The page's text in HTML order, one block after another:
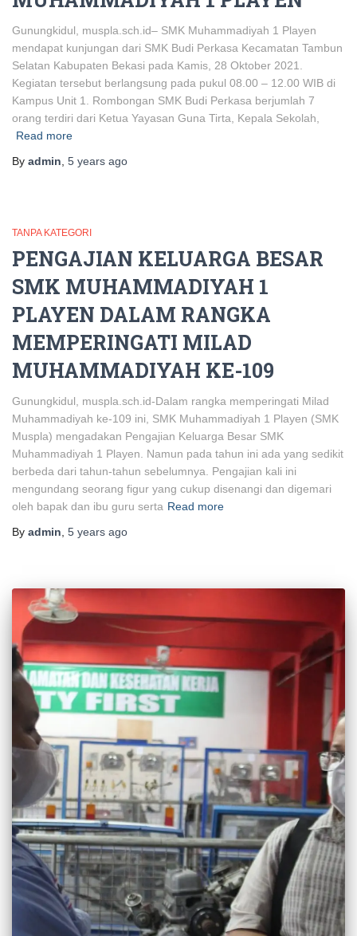
Gunungkidul, muspla.sch.id– SMK Muhammadiyah 1 Playen
mendapat kunjungan dari SMK Budi Perkasa Kecamatan Tambun
Selatan Kabupaten Bekasi pada Kamis, 28 Oktober 2021.
Kegiatan tersebut berlangsung pada pukul 08.00 – 12.00 WIB di
Kampus Unit 1. Rombongan SMK Budi Perkasa berjumlah 7
orang terdiri dari Ketua Yayasan Guna Tirta, Kepala Sekolah,
Read more
By admin 5 years ago
TANPA KATEGORI
PENGAJIAN KELUARGA BESAR
SMK MUHAMMADIYAH 1
PLAYEN DALAM RANGKA
MEMPERINGATI MILAD
MUHAMMADIYAH KE-109
Gunungkidul, muspla.sch.id-Dalam rangka memperingati Milad
Muhammadiyah ke-109 ini, SMK Muhammadiyah 1 Playen (SMK
Muspla) mengadakan Pengajian Keluarga Besar SMK
Muhammadiyah 1 Playen. Namun pada tahun ini ada yang sedikit
berbeda dari tahun-tahun sebelumnya. Pengajian kali ini
mengundang seorang figur yang cukup disenangi dan digemari
oleh bapak dan ibu guru serta Read more
By admin 5 years ago